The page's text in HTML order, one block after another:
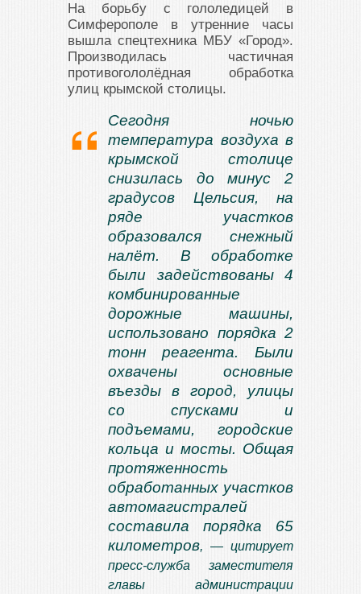
На борьбу с гололедицей в
Симферополе в утренние часы
вышла спецтехника МБУ «Город».
Производилась частичная
противогололёдная обработка
улиц крымской столицы.
Сегодня ночью
температура воздуха в
крымской столице
снизилась до минус 2
градусов Цельсия, на
ряде участков
образовался снежный
налёт. В обработке
были задействованы 4
комбинированные
дорожные машины,
использовано порядка 2
тонн реагента. Были
охвачены основные
въезды в город, улицы
со спусками и
подъемами, городские
кольца и мосты. Общая
протяженность
обработанных участков
автомагистралей
составила порядка 65
километров, — цитирует
пресс-служба заместителя
главы администрации